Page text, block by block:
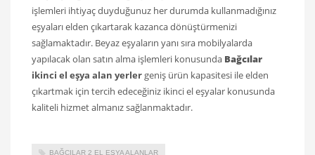
işlemleri ihtiyaç duyduğunuz her durumda kullanmadığınız
eşyaları elden çıkartarak kazanca dönüştürmenizi
sağlamaktadır. Beyaz eşyaların yanı sıra mobilyalarda
yapılacak olan satın alma işlemleri konusunda Bağcılar
ikinci el eşya alan yerler geniş ürün kapasitesi ile elden
çıkartmak için tercih edeceğiniz ikinci el eşyalar konusunda
kaliteli hizmet almanız sağlanmaktadır.
BAĞCILAR 2 EL EŞYA ALANLAR